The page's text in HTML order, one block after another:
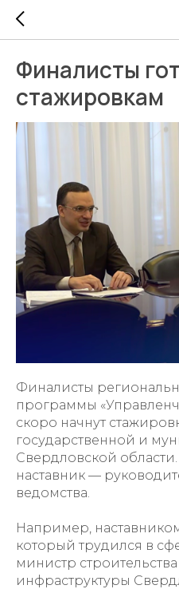
Финалисты
стажировкам
Финалисты
программы
скоро начнут
государственной и
Свердловской
наставник —
ведомства.
Например,
который трудился в
министр
инфраструктуры